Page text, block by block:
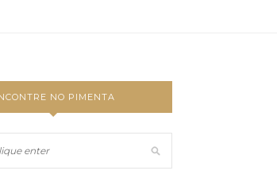
NO PIMENTA